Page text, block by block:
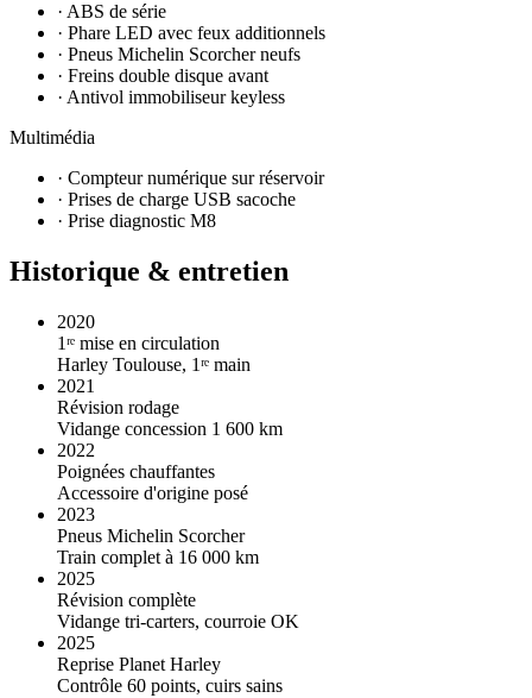
· ABS de série
· Phare LED avec feux additionnels
· Pneus Michelin Scorcher neufs
· Freins double disque avant
· Antivol immobiliseur keyless
Multimédia
· Compteur numérique sur réservoir
· Prises de charge USB sacoche
· Prise diagnostic M8
Historique & entretien
2020
1ʳᵉ mise en circulation
Harley Toulouse, 1ʳᵉ main
2021
Révision rodage
Vidange concession 1 600 km
2022
Poignées chauffantes
Accessoire d'origine posé
2023
Pneus Michelin Scorcher
Train complet à 16 000 km
2025
Révision complète
Vidange tri-carters, courroie OK
2025
Reprise Planet Harley
Contrôle 60 points, cuirs sains